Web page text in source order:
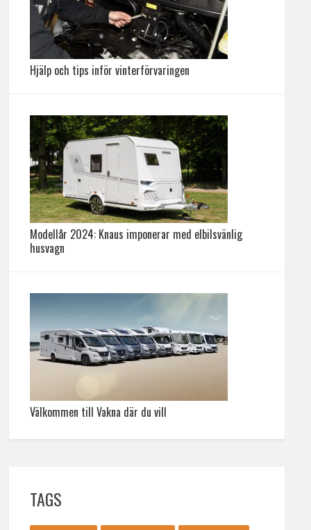
Hjälp och tips inför vinterförvaringen
Modellår 2024: Knaus imponerar med elbilsvänlig
husvagn
Välkommen till Vakna där du vill
TAGS